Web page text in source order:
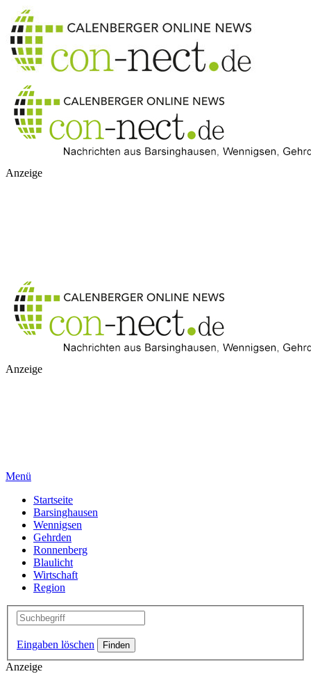
Anzeige
Anzeige
Menü
Startseite
Barsinghausen
Wennigsen
Gehrden
Ronnenberg
Blaulicht
Wirtschaft
Region
Eingaben löschen
Anzeige